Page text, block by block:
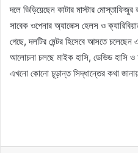
দলে ভিড়িয়েছেন কাটার মাস্টার
সাবেক ওপেনার অ্যালেক্স হেলস ও
গেছে, দলটির মেন্টর হিসেবে আসতে
আলোচনা চলছে মাইক হাসি, ডেভিড হাসি ও
এখনো কোনো চূড়ান্ত সিদ্ধান্তের কথা